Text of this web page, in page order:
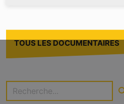
TOUS LES DOCUMENTAIRES